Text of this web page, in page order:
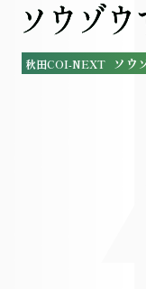
秋田COI-NEXT ソ ウ